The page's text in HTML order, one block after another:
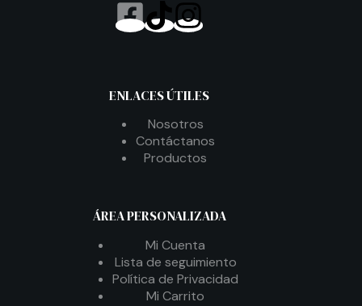
ENLACES ÚTILES
Nosotros
Contáctanos
Productos
ÁREA PERSONALIZADA
Mi Cuenta
Lista de seguimiento
Política de Privacidad
Mi Carrito